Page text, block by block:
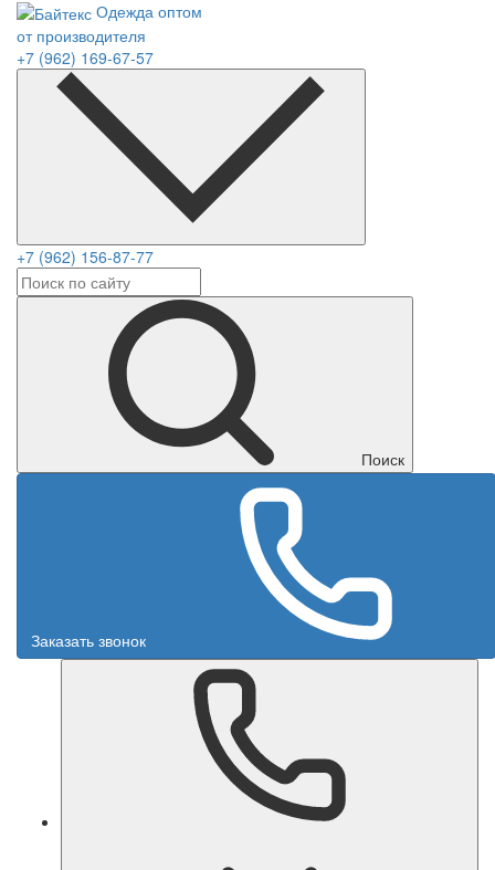
Одежда оптом
от производителя
+7 (962) 169-67-57
+7 (962) 156-87-77
Поиск
Заказать звонок